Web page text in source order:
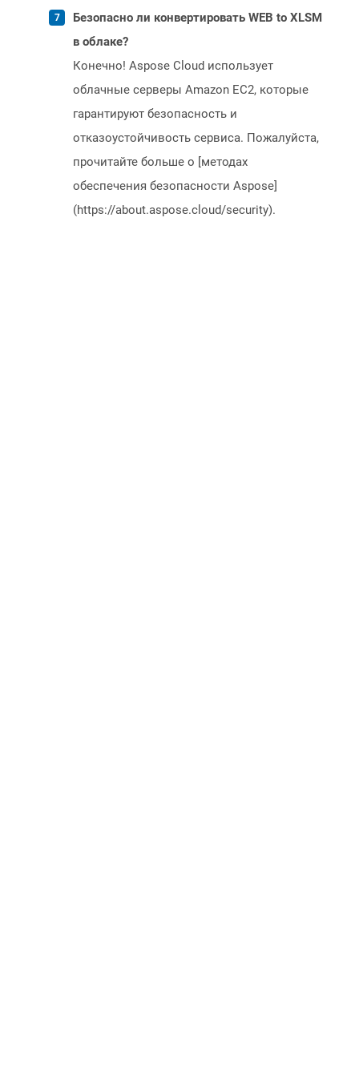
Безопасно ли конвертировать WEB to XLSM
в облаке?
Конечно! Aspose Cloud использует
облачные серверы Amazon EC2, которые
гарантируют безопасность и
отказоустойчивость сервиса. Пожалуйста,
прочитайте больше о [методах
обеспечения безопасности Aspose]
(https://about.aspose.cloud/security).